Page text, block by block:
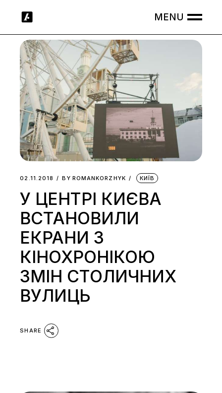
02.11.2018 BY ROMANKORZHYK КИЇВ
У ЦЕНТРІ КИЄВА
ВСТАНОВИЛИ
ЕКРАНИ З
КІНОХРОНІКОЮ
ЗМІН СТОЛИЧНИХ
ВУЛИЦЬ
SHARE